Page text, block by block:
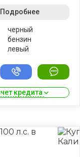
черный
бензин
левый
Подробнее
кредита